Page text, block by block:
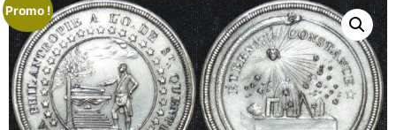
Promo !